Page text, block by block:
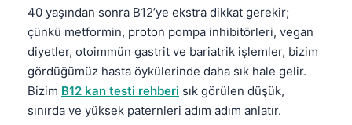
40 yaşından sonra B12’ye ekstra dikkat gerekir;
çünkü metformin, proton pompa inhibitörleri, vegan
diyetler, otoimmün gastrit ve bariatrik işlemler, bizim
gördüğümüz hasta öykülerinde daha sık hale gelir.
Bizim B12 kan testi rehberi sık görülen düşük,
sınırda ve yüksek paternleri adım adım anlatır.